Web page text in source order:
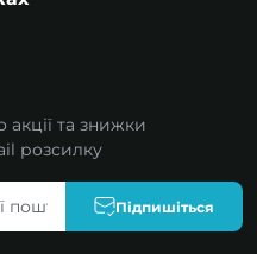
та знижки
розсилку
Підпишіться